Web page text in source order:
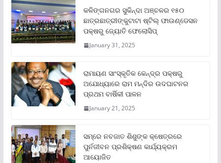
କଳିଙ୍ଗନଗର ସୁକିନ୍ଦା ଅଞ୍ଚଳର ୧୫୦
ଛାତ୍ରଛାତ୍ରୀଙ୍କୁଟାଟା ଷ୍ଟିଲ୍ ଫାଉଣ୍ଡେସନ
ପକ୍ଷରୁ ଜ୍ୟୋତି ଫେଲୋସିପ୍‌
January 31, 2025
ରାମାୟଣ ସାଂସ୍କୃତିକ କେନ୍ଦ୍ର ପକ୍ଷରୁ
ଅଯୋଧ୍ୟାରେ ରାମ ମନ୍ଦିର ଉଦଘାଟନର
ପ୍ରଥମ ବାର୍ଷିକୀ ପାଳନ
January 21, 2025
ସମ୍‌ରେ ନବଜାତ ଶିଶୁଙ୍କ କ୍ଷେତ୍ରରେ
ପୁର୍ନଜୀବନ ପ୍ରଶିକ୍ଷଣ କାର୍ଯ୍ୟକ୍ରମ
ଆୟୋଜିତ